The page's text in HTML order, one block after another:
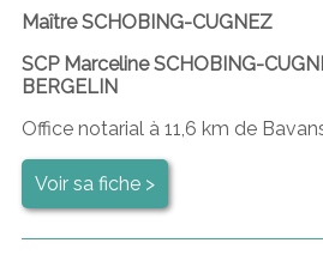
Maître SCHOBING-CUGNEZ
SCP Marceline SCHOBING-
BERGELIN
Office notarial à 11,6 km de
Voir sa fiche >